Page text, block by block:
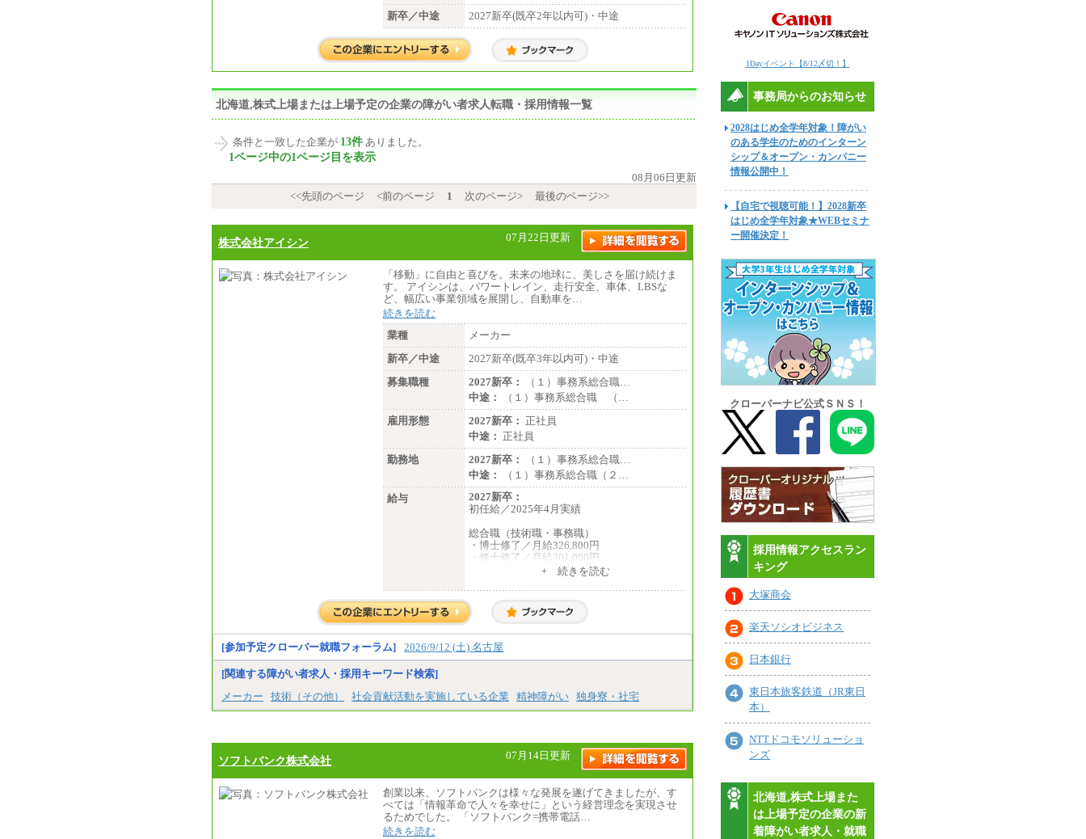
新卒／中途
2027新卒(既卒2年以内可)・中途
北海道,株式上場または上場予定の企業の障がい者求人転職・採用情報一覧
条件と一致した企業が 13件 ありました。
1ページ中の1ページ目を表示
08月06日更新
<<先頭のページ
<前のページ 1 次のページ> 最後のページ>>
株式会社アイシン 07月22日更新
「移動」に自由と喜びを。未来の地球に、美しさを届け続けま
す。 アイシンは、パワートレイン、走行安全、車体、LBSな
ど、幅広い事業領域を展開し、自動車を…
続きを読む
業種
メーカー
新卒／中途
2027新卒(既卒3年以内可)・中途
募集職種
2027新卒：
（１）事務系総合職…
中途：
（１）事務系総合職 （…
雇用形態
2027新卒： 正社員
中途： 正社員
勤務地
2027新卒：
（１）事務系総合職…
中途：
（１）事務系総合職（２…
給与
2027新卒：
初任給／2025年4月実績
総合職（技術職・事務職）
・博士修了／月給326,800円
・修士修了／月給301,000円
・大学卒／月給282,000円
・高専卒（専攻科）／月給282,000円
・高専卒（本科）／月給256,000円
一般事務職
0円
・高専卒（専攻科）／月給206,400円
・専門卒（2年）／月給197,800円
※試用期間中も給与に変更はございません。
（１）（２）
月給：270,000円～
年収例：
・610万円/28歳・月給34万円
・1,090万円/38歳・月給59万円 *残業代・
家族手当対象外
+ 続きを読む
[参加予定クローバー就職フォーラム] 2026/9/12 (土) 名古屋
[関連する障がい者求人・採用キーワード検索]
メーカー
技術（その他） 社会貢献活動を実施している企業 精神障がい 独身寮・社宅
ソフトバンク株式会社 07月14日更新
創業以来、ソフトバンクは様々な発展を遂げてきましたが、す
べては「情報革命で人々を幸せに」という経営理念を実現させ
るためでした。 「ソフトバンク=携帯電話…
続きを読む
1Dayイベント【8/12〆切！】
事務局からのお知らせ
2028はじめ全学年対象！障がい
のある学生のためのインターン
シップ＆オープン・カンパニー
情報公開中！
【自宅で視聴可能！】2028新卒
はじめ全学年対象★WEBセミナ
ー開催決定！
クローバーナビ公式ＳＮＳ！
採用情報アクセスラン
キング
大塚商会
楽天ソシオビジネス
日本銀行
東日本旅客鉄道（JR東日
本）
NTTドコモソリューショ
ンズ
北海道,株式上場また
は上場予定の企業の新
着障がい者求人・就職